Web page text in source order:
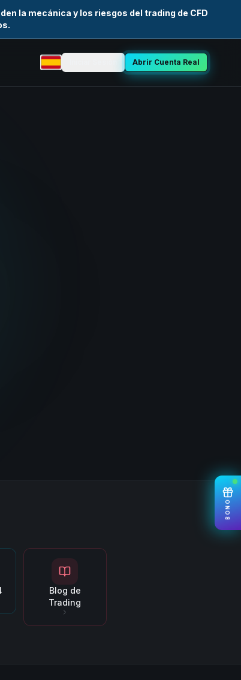
la mecánica y los riesgos del trading de CFD
Seleccionar idioma
Abrir Cuenta Real
Blog de
Trading
BONO